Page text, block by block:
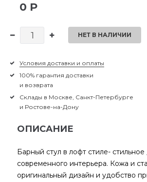
0 Р
НЕТ В НАЛИЧИИ
Условия доставки и оплаты
100% гарантия доставки
и возврата
Склады в Москве, Санкт-Петербурге
и Ростове-на-Дону
ОПИСАНИЕ
Барный стул в лофт стиле-
современного интерьера. Кожа и
оригинальный дизайн и удобство